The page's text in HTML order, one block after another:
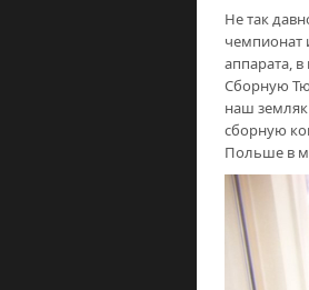
Не так
чемпионат
аппарата,
Сборную
наш
сборную
Польше в